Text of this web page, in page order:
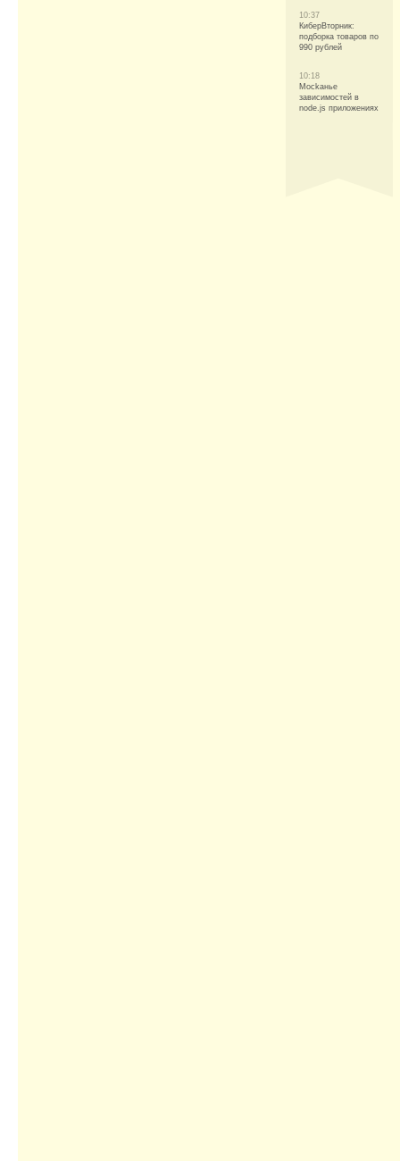
10:37
КиберВторник:
подборка товаров по
990 рублей
10:18
Mockанье
зависимостей в
node.js приложениях